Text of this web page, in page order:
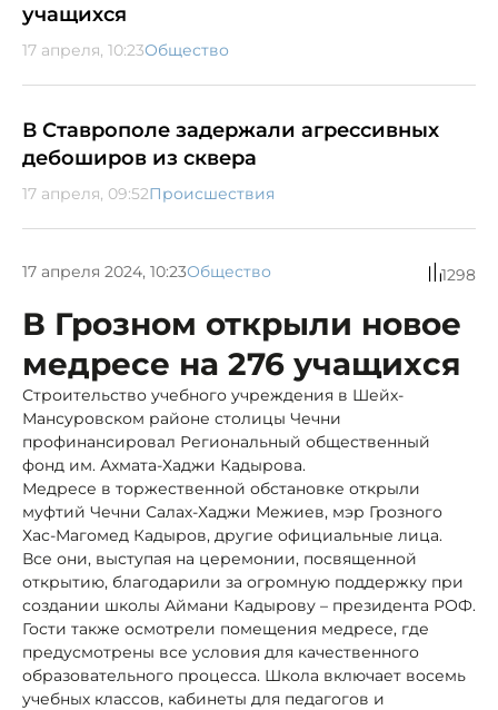
учащихся
17 апреля, 10:23Общество
В Ставрополе задержали агрессивных
дебоширов из сквера
17 апреля, 09:52Происшествия
17 апреля 2024, 10:23Общество 1298
В Грозном открыли новое
медресе на 276 учащихся
Строительство учебного учреждения в Шейх-
Мансуровском районе столицы Чечни
профинансировал Региональный общественный
фонд им. Ахмата-Хаджи Кадырова.
Медресе в торжественной обстановке открыли
муфтий Чечни Салах-Хаджи Межиев, мэр Грозного
Хас-Магомед Кадыров, другие официальные лица.
Все они, выступая на церемонии, посвященной
открытию, благодарили за огромную поддержку при
создании школы Аймани Кадырову – президента РОФ.
Гости также осмотрели помещения медресе, где
предусмотрены все условия для качественного
образовательного процесса. Школа включает восемь
учебных классов, кабинеты для педагогов и